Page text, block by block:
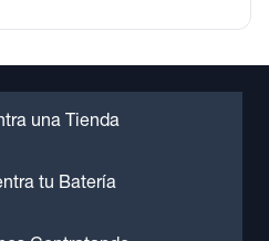
una Tienda
tu Batería